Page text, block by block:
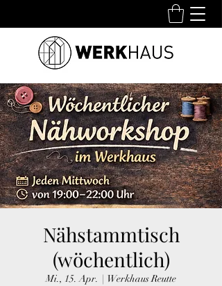
Nähstammtisch
(wöchentlich)
Mi., 15. Apr.
  |
Werkhaus Reutte